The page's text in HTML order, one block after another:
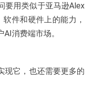
要用类似于亚马逊Alex
件和硬件上的能力，
消费端市场。
现它，也还需要更多的